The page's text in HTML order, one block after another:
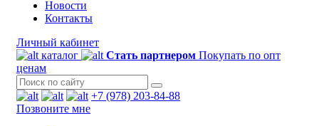
Новости
Контакты
Личный кабинет
каталог
Стать партнером Покупать по опт
ценам
+7 (978) 203-84-88
Позвоните мне